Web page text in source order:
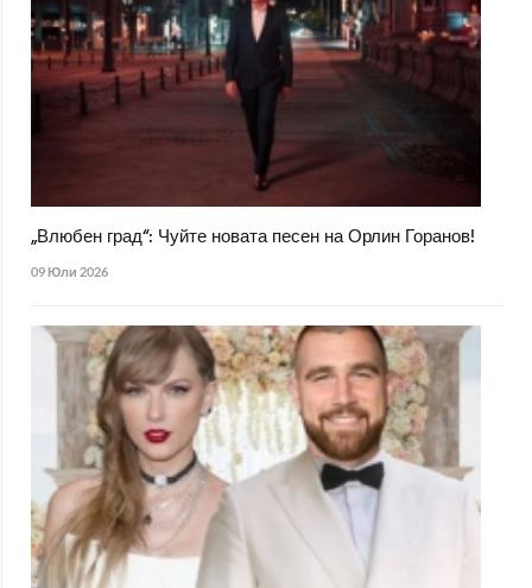
„Влюбен град“: Чуйте новата песен на Орлин Горанов!
09 Юли 2026